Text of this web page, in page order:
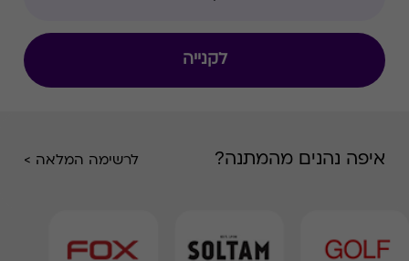
לקנייה
איפה נהנים מהמתנה? לרשימה המלאה >